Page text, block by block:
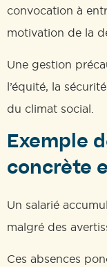
convocation à
motivation de la
Une gestion
l’équité, la
du climat social.
Exemple
concrète
Un salarié
malgré des
Ces absences